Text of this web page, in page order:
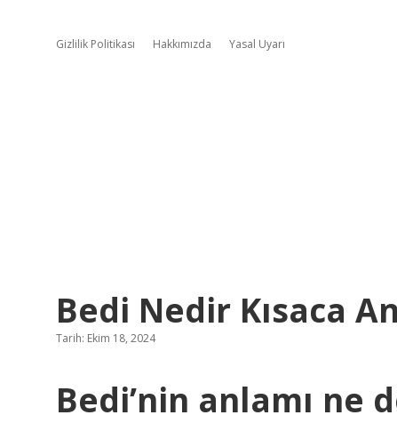
Gizlilik Politikası Hakkımızda Yasal Uyarı
Bedi Nedir Kısaca
Tarih: Ekim 18, 2024
Bedi’nin anlamı ne